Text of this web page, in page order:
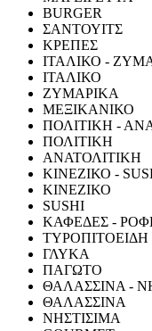
BURGER
ΣΑΝΤΟΥΙΤΣ
ΚΡΕΠΕΣ
ΙΤΑΛΙΚΟ -
ΙΤΑΛΙΚΟ
ΖΥΜΑΡΙΚΑ
ΜΕΞΙΚΑΝΙΚΟ
ΠΟΛΙΤΙΚΗ -
ΠΟΛΙΤΙΚΗ
ΑΝΑΤΟΛΙΤΙΚΗ
ΚΙΝΕΖΙΚΟ -
ΚΙΝΕΖΙΚΟ
SUSHI
ΚΑΦΕΔΕΣ -
ΤΥΡΟΠΙΤΟΕΙΔΗ
ΓΛΥΚΑ
ΠΑΓΩΤΟ
ΘΑΛΑΣΣΙΝΑ -
ΘΑΛΑΣΣΙΝΑ
ΝΗΣΤΙΣΙΜΑ